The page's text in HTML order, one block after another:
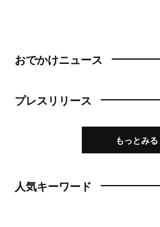
おでかけニュース
プレスリリース
もっとみる
人気キーワード